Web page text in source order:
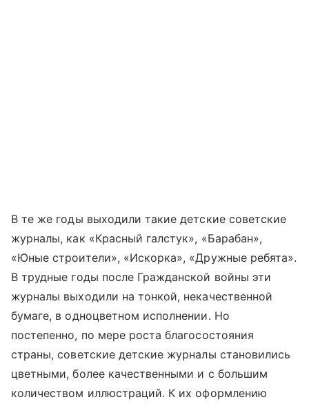
В те же годы выходили такие детские советские
журналы, как «Красный галстук», «Барабан»,
«Юные строители», «Искорка», «Дружные ребята».
В трудные годы после Гражданской войны эти
журналы выходили на тонкой, некачественной
бумаге, в одноцветном исполнении. Но
постепенно, по мере роста благосостояния
страны, советские детские журналы становились
цветными, более качественными и с большим
количеством иллюстраций. К их оформлению